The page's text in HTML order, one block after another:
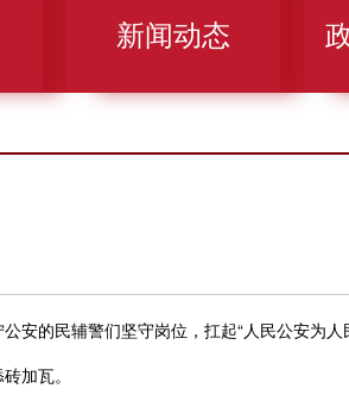
新闻动态
的民辅警们坚守岗位，扛起“人民公安为人
加瓦。